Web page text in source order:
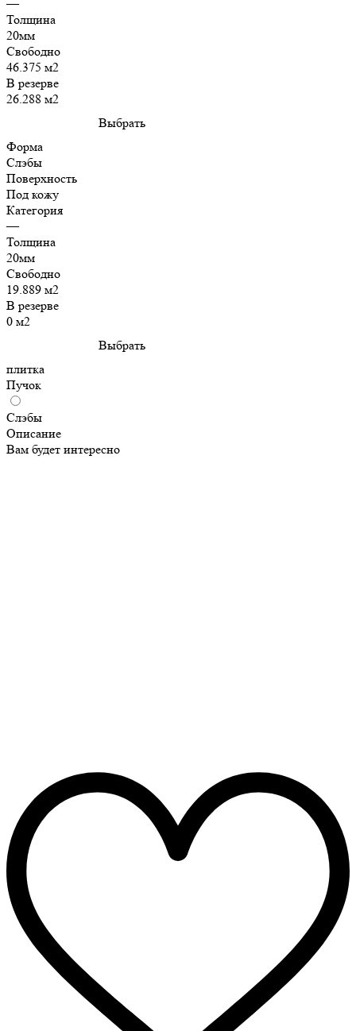
—
Толщина
20мм
Свободно
46.375 м2
В резерве
26.288 м2
Выбрать
Форма
Слэбы
Поверхность
Под кожу
Категория
—
Толщина
20мм
Свободно
19.889 м2
В резерве
0 м2
Выбрать
плитка
Пучок
Слэбы
Описание
Вам будет интересно